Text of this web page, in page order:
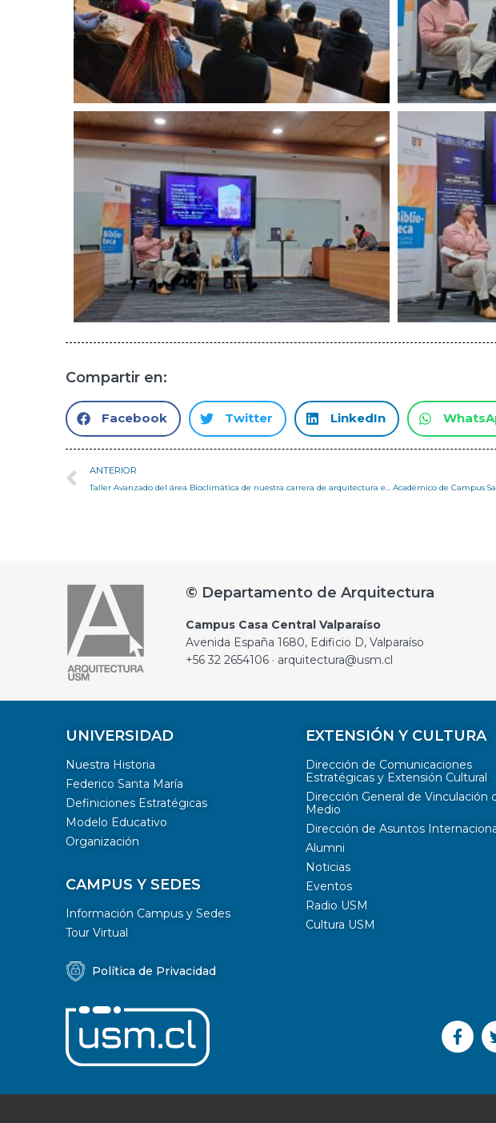
Compartir en:
Facebook Twitter LinkedIn
ANTERIOR
© Departamento de Arquitectura
Campus Casa Central Valparaíso
Avenida España 1680, Edificio D, Valparaíso
+56 32 2654106 · arquitectura@usm.cl
UNIVERSIDAD
Nuestra Historia
Federico Santa María
Definiciones Estratégicas
Modelo Educativo
Organización
CAMPUS Y SEDES
Información Campus y Sedes
Tour Virtual
Política de Privacidad
EXTENSIÓN Y CULTURA
Dirección de Comunicaciones
Estratégicas y Extensión Cultural
Dirección General de Vinculación
Medio
Dirección de Asuntos
Alumni
Noticias
Eventos
Radio USM
Cultura USM